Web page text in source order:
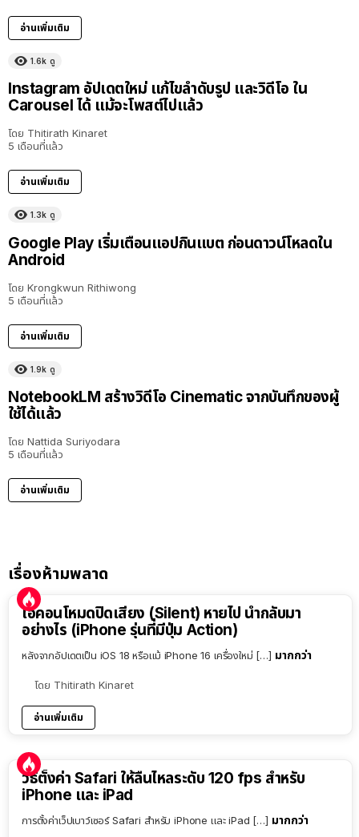
อ่านเพิ่มเติม
1.6k ดู
Instagram อัปเดตใหม่ แก้ไขลำดับรูป และวิดีโอ ใน
Carousel ได้ แม้จะโพสต์ไปแล้ว
โดย Thitirath Kinaret
5 เดือนที่แล้ว
อ่านเพิ่มเติม
1.3k ดู
Google Play เริ่มเตือนแอปกินแบต ก่อนดาวน์โหลดใน
Android
โดย Krongkwun Rithiwong
5 เดือนที่แล้ว
อ่านเพิ่มเติม
1.9k ดู
NotebookLM สร้างวิดีโอ Cinematic จากบันทึกของผู้
ใช้ได้แล้ว
โดย Nattida Suriyodara
5 เดือนที่แล้ว
อ่านเพิ่มเติม
เรื่องห้ามพลาด
ไอคอนโหมดปิดเสียง (Silent) หายไป นำกลับมา
อย่างไร (iPhone รุ่นที่มีปุ่ม Action)
หลังจากอัปเดตเป็น iOS 18 หรือแม้ iPhone 16 เครื่องใหม่ […] มากกว่า
โดย Thitirath Kinaret
อ่านเพิ่มเติม
วิธีตั้งค่า Safari ให้ลื่นไหลระดับ 120 fps สำหรับ
iPhone และ iPad
การตั้งค่าเว็ปเบาว์เซอร์ Safari สำหรับ iPhone และ iPad […] มากกว่า